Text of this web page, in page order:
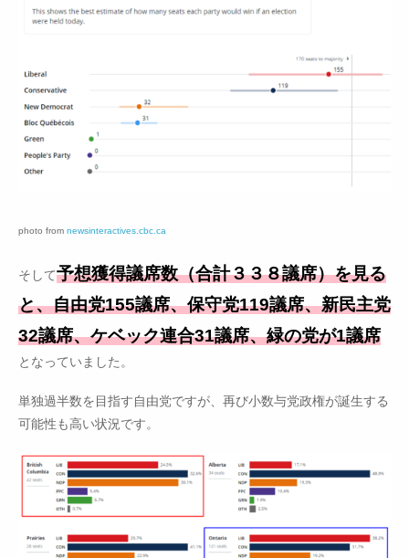
photo from newsinteractives.cbc.ca
そして予想獲得議席数（合計３３８議席）を見る
と、自由党155議席、保守党119議席、新民主党
32議席、ケベック連合31議席、緑の党が1議席
となっていました。
単独過半数を目指す自由党ですが、再び小数与党政権が誕生する
可能性も高い状況です。